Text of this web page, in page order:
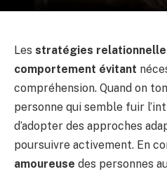
Les stratégies
comportement évitant
compréhension. Quand on
personne qui semble fuir
d’adopter des approches
poursuivre activement. En
amoureuse des personnes